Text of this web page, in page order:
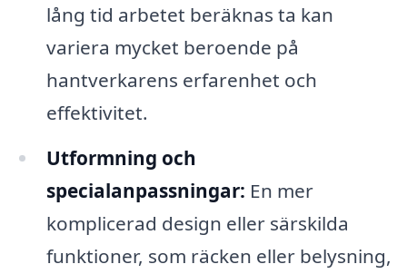
lång tid arbetet beräknas ta kan
variera mycket beroende på
hantverkarens erfarenhet och
effektivitet.
Utformning och
specialanpassningar: En mer
komplicerad design eller särskilda
funktioner, som räcken eller belysning,